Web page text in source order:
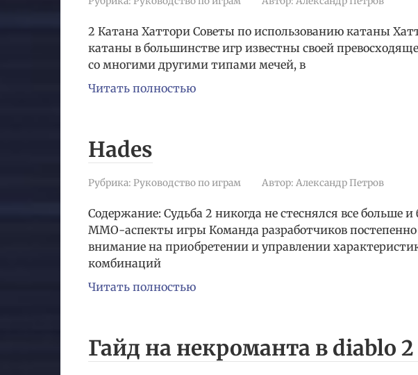
2 Катана Хаттори Советы по использованию катаны
катаны в большинстве игр известны своей
со многими другими типами мечей, в
Читать полностью
Hades
Рубрика: Руководство по играм Автор: Александр Петров
Содержание: Судьба 2 никогда не стеснялся все больше
MMO-аспекты игры Команда разработчиков
внимание на приобретении и управлении
комбинаций
Читать полностью
Гайд на некроманта в diablo